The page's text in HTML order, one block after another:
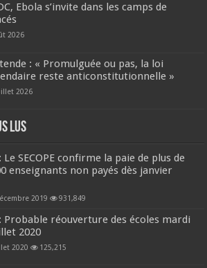
Ebola s’invite dans les camps de
2026
: « Promulguée ou pas, la loi
reste anticonstitutionnelle »
2026
Lus
Le SECOPE confirme la paie de plus de
enseignants non payés dès janvier
2019 931,849
Probable réouverture des écoles mardi
2020
2020 125,215